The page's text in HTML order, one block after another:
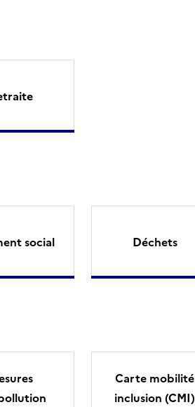
social Déchets
Carte mobilité
inclusion (CMI)